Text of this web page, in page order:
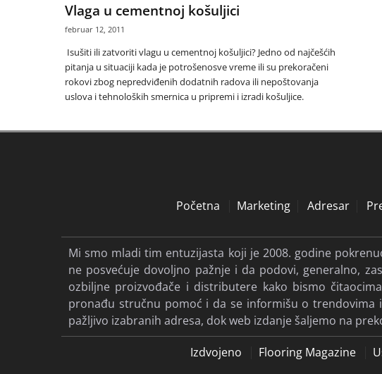
Vlaga u cementnoj košuljici
februar 12, 2011
Isušiti ili zatvoriti vlagu u cementnoj košuljici? Jedno od najčešćih
pitanja u situaciji kada je potrošenosve vreme ili su prekoračeni
rokovi zbog nepredviđenih dodatnih radova ili nepoštovanja
uslova i tehnoloških smernica u pripremi i izradi košuljice.
Početna Marketing Adresar
Mi smo mladi tim entuzijasta koji je 2008. godine
ne posvećuje dovoljno pažnje i da podovi, generalno,
ozbiljne proizvođače i distributere kako bismo
pronađu stručnu pomoć i da se informišu o trendovima
pažljivo izabranih adresa, dok web izdanje šaljemo na
Izdvojeno Flooring Magazine